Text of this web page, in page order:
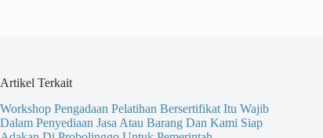
Artikel Terkait
Workshop Pengadaan Pelatihan Bersertifikat Itu Wajib
Dalam Penyediaan Jasa Atau Barang Dan Kami Siap